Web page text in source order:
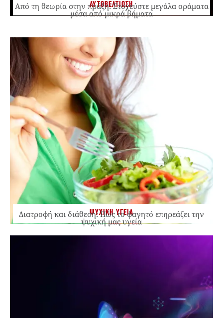
ΑΥΤΟΒΕΛΤΙΩΣΗ
Από τη θεωρία στην πράξη: Στοχεύστε μεγάλα οράματα
μέσα από μικρά βήματα
ΨΥΧΙΚΗ ΥΓΕΙΑ
Διατροφή και διάθεση: Πώς το φαγητό επηρεάζει την
ψυχική μας υγεία